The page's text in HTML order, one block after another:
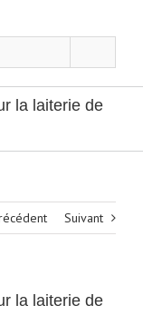
la laiterie de
Suivant
la laiterie de